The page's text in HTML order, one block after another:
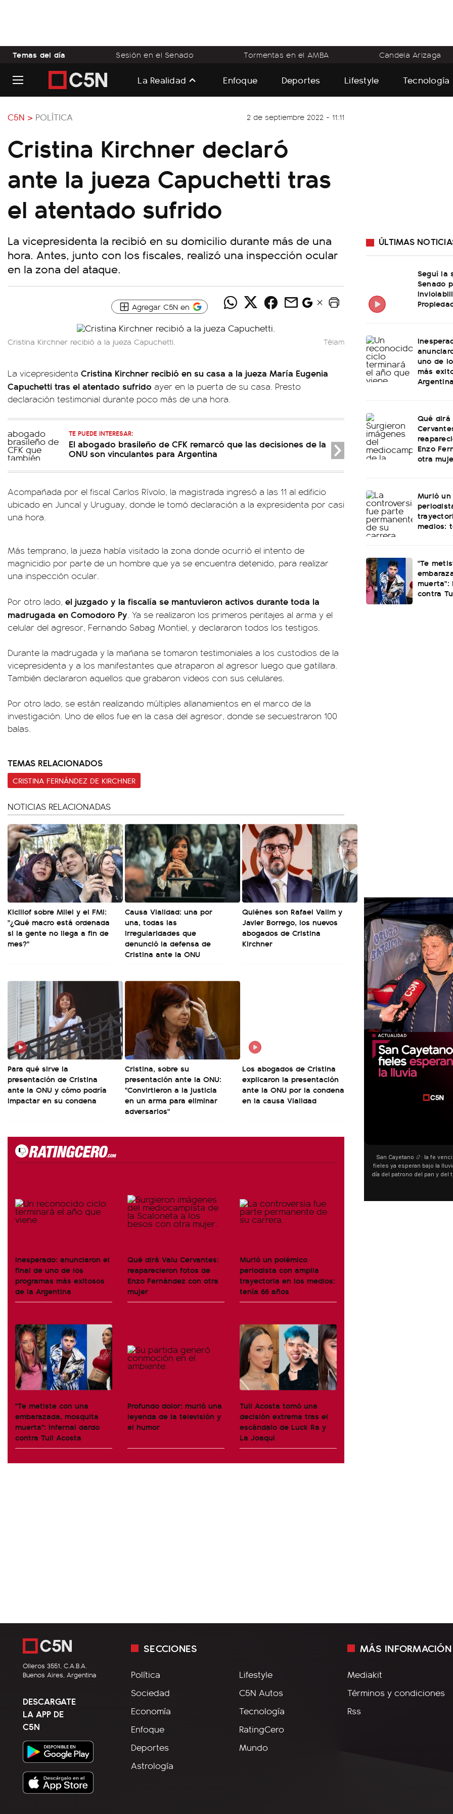
Temas del día Sesión en el Senado Tormentas en el AMBA Candela Arizaga
La Realidad Enfoque Deportes Lifestyle Tecnología
C5N > POLÍTICA 2 de septiembre 2022 - 11:11
Cristina Kirchner declaró
ante la jueza Capuchetti tras
el atentado sufrido
La vicepresidenta la recibió en su domicilio durante más de una
hora. Antes, junto con los fiscales, realizó una inspección ocular
en la zona del ataque.
Agregar C5N en
Cristina Kirchner recibió a la jueza Capuchetti. Télam
La vicepresidenta Cristina Kirchner recibió en su casa a la jueza María Eugenia
Capuchetti tras el atentado sufrido ayer en la puerta de su casa. Presto
declaración testimonial durante poco más de una hora.
TE PUEDE INTERESAR:
El abogado brasileño de CFK remarcó que las decisiones de la
ONU son vinculantes para Argentina
Acompañada por el fiscal Carlos Rívolo, la magistrada ingresó a las 11 al edificio
ubicado en Juncal y Uruguay, donde le tomó declaración a la expresidenta por casi
una hora.
Más temprano, la jueza había visitado la zona donde ocurrió el intento de
magnicidio por parte de un hombre que ya se encuentra detenido, para realizar
una inspección ocular.
Por otro lado, el juzgado y la fiscalía se mantuvieron activos durante toda la
madrugada en Comodoro Py. Ya se realizaron los primeros peritajes al arma y el
celular del agresor, Fernando Sabag Montiel, y declararon todos los testigos.
Durante la madrugada y la mañana se tomaron testimoniales a los custodios de la
vicepresidenta y a los manifestantes que atraparon al agresor luego que gatillara.
También declararon aquellos que grabaron videos con sus celulares.
Por otro lado, se están realizando múltiples allanamientos en el marco de la
investigación. Uno de ellos fue en la casa del agresor, donde se secuestraron 100
balas.
TEMAS RELACIONADOS
CRISTINA FERNÁNDEZ DE KIRCHNER
NOTICIAS RELACIONADAS
Kicillof sobre Milei y el FMI:
"¿Qué macro está ordenada
si la gente no llega a fin de
mes?"
Causa Vialidad: una por
una, todas las
irregularidades que
denunció la defensa de
Cristina ante la ONU
Quiénes son Rafael Valim y
Javier Borrego, los nuevos
abogados de Cristina
Kirchner
Para qué sirve la
presentación de Cristina
ante la ONU y cómo podría
impactar en su condena
Cristina, sobre su
presentación ante la ONU:
"Convirtieron a la justicia
en un arma para eliminar
adversarios"
Los abogados de Cristina
explicaron la presentación
ante la ONU por la condena
en la causa Vialidad
Inesperado: anunciaron el
final de uno de los
programas más exitosos
de la Argentina
Qué dirá Valu Cervantes:
reaparecieron fotos de
Enzo Fernández con otra
mujer
Murió un polémico
periodista con amplia
trayectoria en los medios:
tenía 66 años
"Te metiste con una
embarazada, mosquita
muerta": infernal dardo
contra Tuli Acosta
Profundo dolor: murió una
leyenda de la televisión y
el humor
Tuli Acosta tomó una
decisión extrema tras el
escándalo de Luck Ra y
La Joaqui
ÚLTIMAS
Seguí la
Senado
uno de
más
Argentina
Qué dirá
Enzo
otra
Murió
medios:
"Te
muerta":
contra
San Cayetano 📿: la fe
fieles ya esperan bajo la
día del patrono del pan y del
y pedir. 🎙️
Olleros 3551, C.A.B.A.
Buenos Aires, Argentina
DESCARGATE
LA APP DE
C5N
SECCIONES
Política
Sociedad
Economía
Enfoque
Deportes
Astrología
Lifestyle
C5N Autos
Tecnología
RatingCero
Mundo
MÁS INFORMACIÓN
Mediakit
Términos y condiciones
Rss